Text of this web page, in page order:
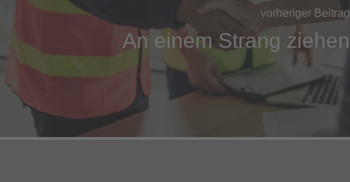
vorheriger Beitrag
An einem Strang ziehen